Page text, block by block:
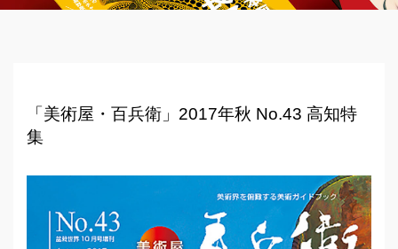
「美術屋・百兵衛」2017年秋 No.43 高知特
集